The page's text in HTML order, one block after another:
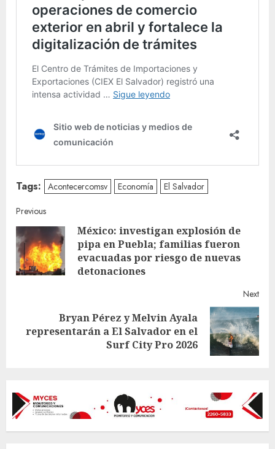
Tags: Acontecercomsv Economía El Salvador
Continue
Reading
Previous
México: investigan explosión de
pipa en Puebla; familias fueron
evacuadas por riesgo de nuevas
detonaciones
Next
Next
Bryan Pérez y Melvin Ayala
representarán a El Salvador en el
Surf City Pro 2026